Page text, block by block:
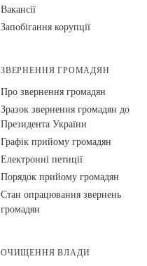
Вакансії
Запобігання корупції
ЗВЕРНЕННЯ ГРОМАДЯН
Про звернення громадян
Зразок звернення громадян до
Президента України
Графік прийому громадян
Електронні петиції
Порядок прийому громадян
Стан опрацювання звернень
громадян
ОЧИЩЕННЯ ВЛАДИ